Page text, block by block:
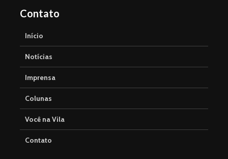
Contato
Início
Notícias
Imprensa
Colunas
Você na Vila
Contato